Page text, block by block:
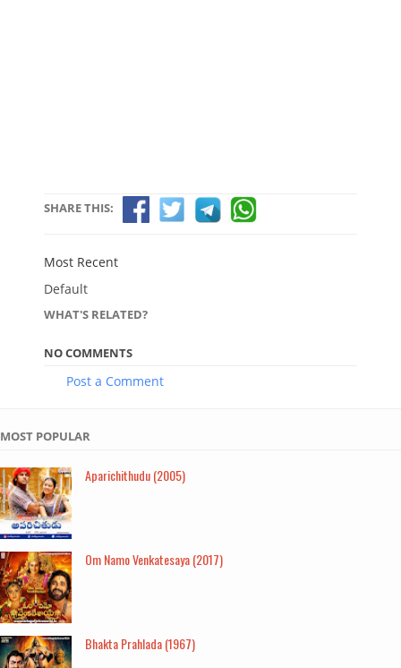
SHARE THIS:
Most Recent
Default
WHAT'S RELATED?
NO COMMENTS
Post a Comment
MOST POPULAR
Aparichithudu (2005)
Om Namo Venkatesaya (2017)
Bhakta Prahlada (1967)